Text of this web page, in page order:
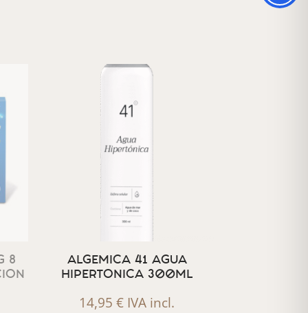
8
ALGEMICA 41 AGUA
HIPERTONICA 300ML
14,95€ IVA incl.